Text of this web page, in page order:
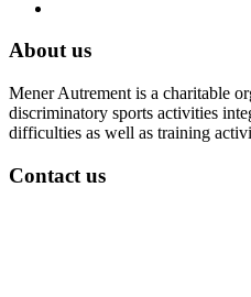
About us
Mener Autrement is a charitable
discriminatory sports activities
difficulties as well as training
Contact us